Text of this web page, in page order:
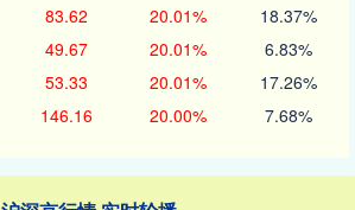
83.62 20.01% 18.37%
49.67 20.01% 6.83%
53.33 20.01% 17.26%
146.16 20.00% 7.68%